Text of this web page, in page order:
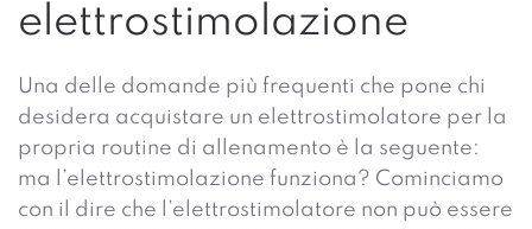
elettrostimolazione
Una delle domande più frequenti che pone chi
desidera acquistare un elettrostimolatore per la
propria routine di allenamento è la seguente:
ma l’elettrostimolazione funziona? Cominciamo
con il dire che l’elettrostimolatore non può essere